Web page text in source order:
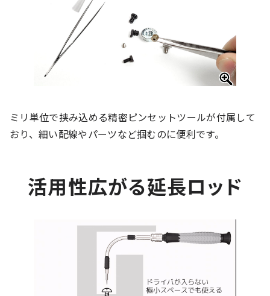
ミリ単位で挟み込める精密ピンセットツールが付属して
おり、細い配線やパーツなど掴むのに便利です。
活用性広がる延長ロッド